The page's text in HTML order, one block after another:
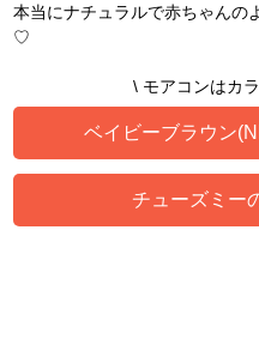
本当にナチュラルで赤ちゃんの
♡
\ モアコンはカ
ベイビーブラウン
チューズミー